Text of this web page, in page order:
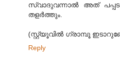
സ്വാദുവന്നാല്‍ അത്
തളര്‍ത്തും.
(സ്റ്റ്യൂവില്‍ ഗ്രാമ്പൂ
Reply